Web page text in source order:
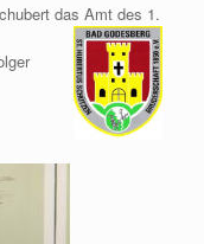
das Amt des 1.